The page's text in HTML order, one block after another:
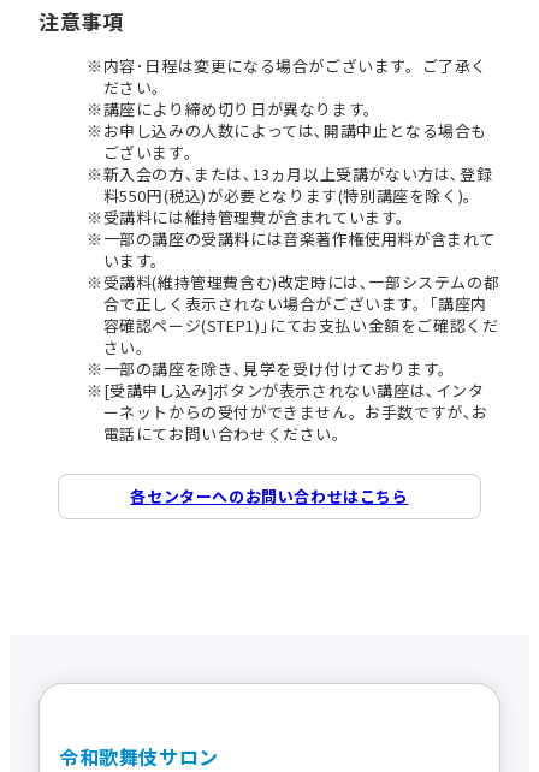
注意事項
内容･日程は変更になる場合がございます。ご了承く
ださい。
講座により締め切り日が異なります。
お申し込みの人数によっては､開講中止となる場合も
ございます。
新入会の方､または､13ヵ月以上受講がない方は､登録
料550円(税込)が必要となります(特別講座を除く)。
受講料には維持管理費が含まれています。
一部の講座の受講料には音楽著作権使用料が含まれて
います。
受講料(維持管理費含む)改定時には､一部システムの都
合で正しく表示されない場合がございます。｢講座内
容確認ページ(STEP1)｣にてお支払い金額をご確認くだ
さい。
一部の講座を除き､見学を受け付けております。
[受講申し込み]ボタンが表示されない講座は､インタ
ーネットからの受付ができません。お手数ですが､お
電話にてお問い合わせください。
各センターへのお問い合わせはこちら
令和歌舞伎サロン